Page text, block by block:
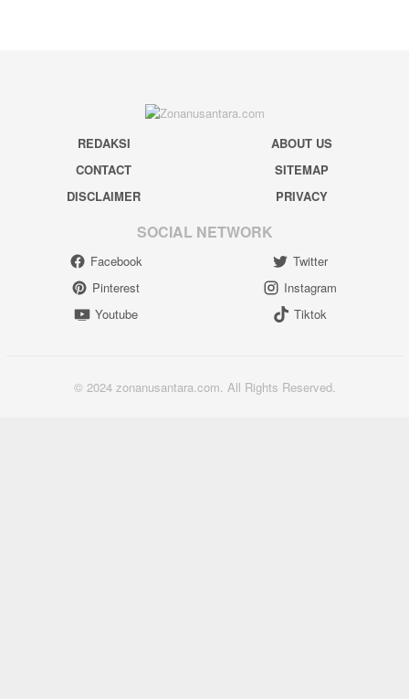
REDAKSI
ABOUT US
CONTACT
SITEMAP
DISCLAIMER
PRIVACY
SOCIAL NETWORK
Facebook
Twitter
Pinterest
Instagram
Youtube
Tiktok
© 2024 zonanusantara.com. All Rights Reserved.